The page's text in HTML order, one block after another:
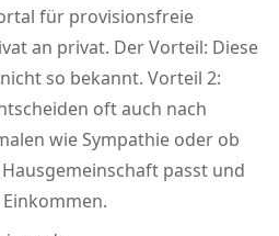
für provisionsfreie
an privat. Der Vorteil: Diese
so bekannt. Vorteil 2:
oft auch nach
wie Sympathie oder ob
passt und